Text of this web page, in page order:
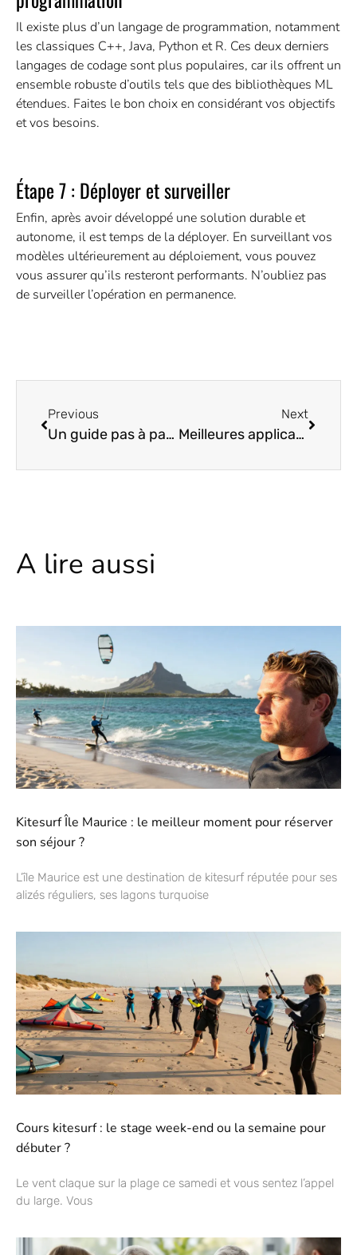
Il existe plus d’un langage de programmation, notamment
les classiques C++, Java, Python et R. Ces deux derniers
langages de codage sont plus populaires, car ils offrent un
ensemble robuste d’outils tels que des bibliothèques ML
étendues. Faites le bon choix en considérant vos objectifs
et vos besoins.
Étape 7 : Déployer et surveiller
Enfin, après avoir développé une solution durable et
autonome, il est temps de la déployer. En surveillant vos
modèles ultérieurement au déploiement, vous pouvez
vous assurer qu’ils resteront performants. N’oubliez pas
de surveiller l’opération en permanence.
Previous
Un guide pas à pas sur la façon de construire une IA
Next
Meilleures applications pour trouver où les émissions et les films sont diffusés en continu
A lire aussi
Kitesurf Île Maurice : le meilleur moment pour réserver
son séjour ?
L’île Maurice est une destination de kitesurf réputée pour ses
alizés réguliers, ses lagons turquoise
Cours kitesurf : le stage week-end ou la semaine pour
débuter ?
Le vent claque sur la plage ce samedi et vous sentez l’appel
du large. Vous